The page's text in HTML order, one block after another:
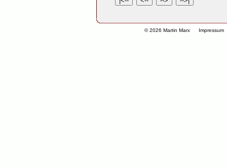
© 2026 Martin Marx Impressum